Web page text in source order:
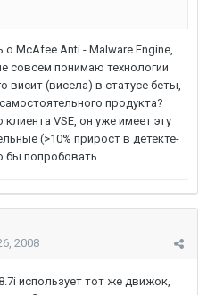
McAfee Anti - Malware Engine,
совсем понимаю технологии
висит (висела) в статусе беты,
продукта?
VSE, он уже имеет эту
(>10% прирост в детекте-
бы попробовать
2008
использует тот же движок,